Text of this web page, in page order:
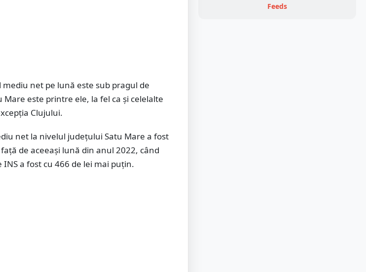
net pe lună este sub pragul de
este printre ele, la fel ca și celelalte
Clujului.
net la nivelul județului Satu Mare a fost
de aceeași lună din anul 2022, când
a fost cu 466 de lei mai puțin.
Feeds